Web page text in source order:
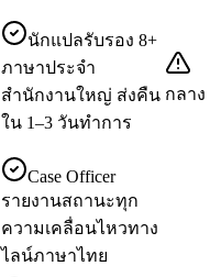
นักแปลรับรอง 8+
ภาษาประจำ
สำนักงานใหญ่ ส่งคืน
ใน 1–3 วันทำการ
กลาง
Case Officer
รายงานสถานะทุก
ความเคลื่อนไหวทาง
ไลน์ภาษาไทย